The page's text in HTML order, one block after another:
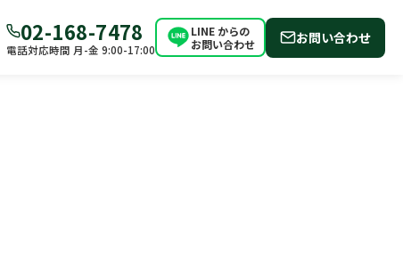
02-168-7478
電話対応時間 月-金 9:00-17:00
LINE からの
お問い合わせ
お問い合わせ